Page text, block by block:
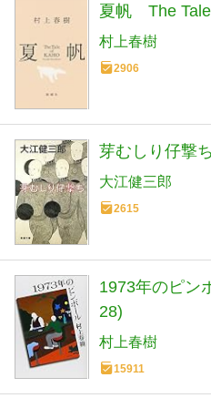
夏帆 The
村上春樹
2906
芽むしり仔撃
大江健三郎
2615
1973年のピン
28)
村上春樹
15911